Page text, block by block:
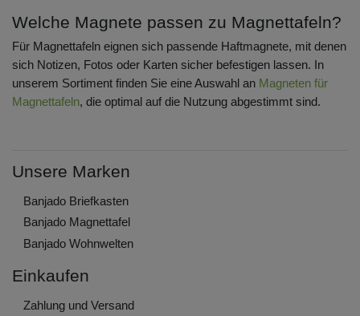
Welche Magnete passen zu Magnettafeln?
Für Magnettafeln eignen sich passende Haftmagnete, mit denen
sich Notizen, Fotos oder Karten sicher befestigen lassen. In
unserem Sortiment finden Sie eine Auswahl an Magneten für
Magnettafeln, die optimal auf die Nutzung abgestimmt sind.
Unsere Marken
Banjado Briefkasten
Banjado Magnettafel
Banjado Wohnwelten
Einkaufen
Zahlung und Versand